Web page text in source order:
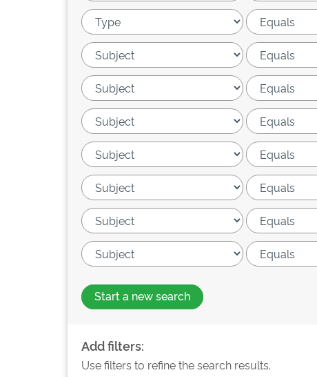
Start a new search
Add filters:
Use filters to refine the search results.